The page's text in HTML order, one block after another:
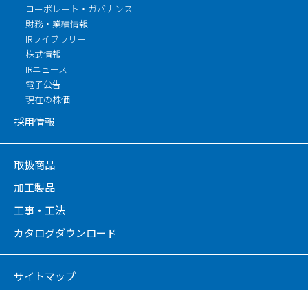
コーポレート・ガバナンス
財務・業績情報
IRライブラリー
株式情報
IRニュース
電子公告
現在の株価
採用情報
取扱商品
加工製品
工事・工法
カタログダウンロード
サイトマップ